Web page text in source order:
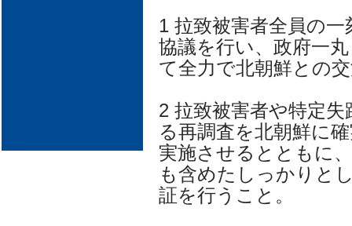
1 拉致被害者全員の
協議を行い、政府一
て全力で北朝鮮との
2 拉致被害者や特定
る再調査を北朝鮮に
実施させるとともに
も含めたしっかりと
証を行うこと。